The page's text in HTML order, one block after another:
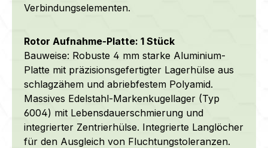
Verbindungselementen.
Rotor Aufnahme-Platte: 1 Stück
Bauweise: Robuste 4 mm starke Aluminium-
Platte mit präzisionsgefertigter Lagerhülse aus
schlagzähem und abriebfestem Polyamid.
Massives Edelstahl-Markenkugellager (Typ
6004) mit Lebensdauerschmierung und
integrierter Zentrierhülse. Integrierte Langlöcher
für den Ausgleich von Fluchtungstoleranzen.